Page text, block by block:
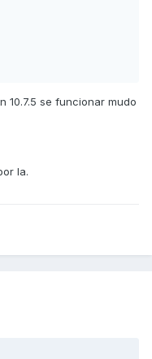
10.7.5 se funcionar mudo
la.